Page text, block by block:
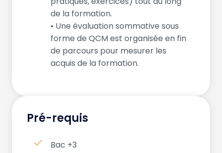
de la formation.
• Une évaluation sommative sous
forme de QCM est organisée en fin
de parcours pour mesurer les
acquis de la formation.
Pré-requis
Bac +3